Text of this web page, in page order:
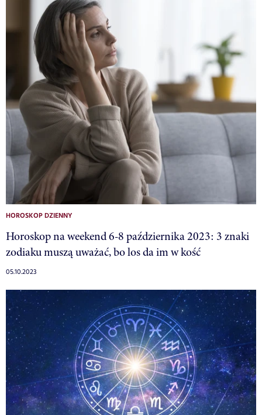
HOROSKOP DZIENNY
Horoskop na weekend 6-8 października 2023: 3 znaki
zodiaku muszą uważać, bo los da im w kość
05.10.2023